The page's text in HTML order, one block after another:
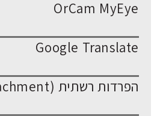
OrCam MyEye
Google Translate
הפרדות רשתית (Retinal Detachment)